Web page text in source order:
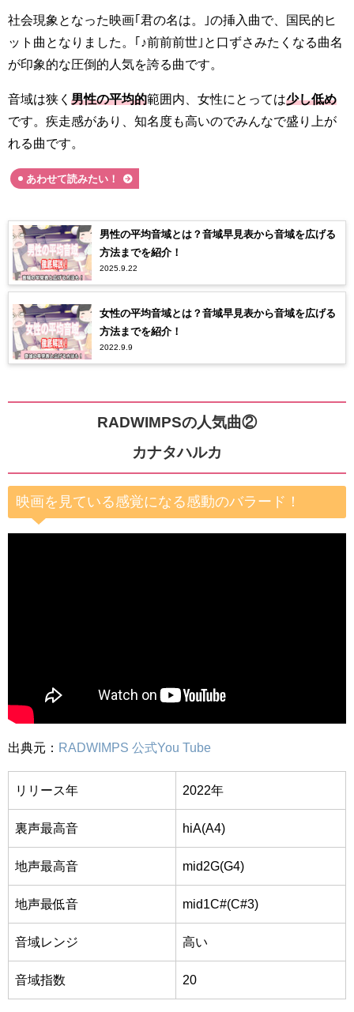
社会現象となった映画｢君の名は。｣の挿入曲で、国民的ヒ
ット曲となりました。｢♪前前前世｣と口ずさみたくなる曲名
が印象的な圧倒的人気を誇る曲です。
音域は狭く 男性の平均的範囲内、女性にとっては少し低め
です。疾走感があり、知名度も高いのでみんなで盛り上が
れる曲です。
あわせて読みたい！
男性の平均音域とは？音域早見表から音域を広げる
方法までを紹介！
2025.9.22
女性の平均音域とは？音域早見表から音域を広げる
方法までを紹介！
2022.9.9
RADWIMPSの人気曲②
カナタハルカ
映画を見ている感覚になる感動のバラード ！
出典元： RADWIMPS 公式You Tube
リリース年 2022年
裏声最高音 hiA(A4)
地声最高音 mid2G(G4)
地声最低音 mid1C#(C#3)
音域レンジ 高い
音域指数 20